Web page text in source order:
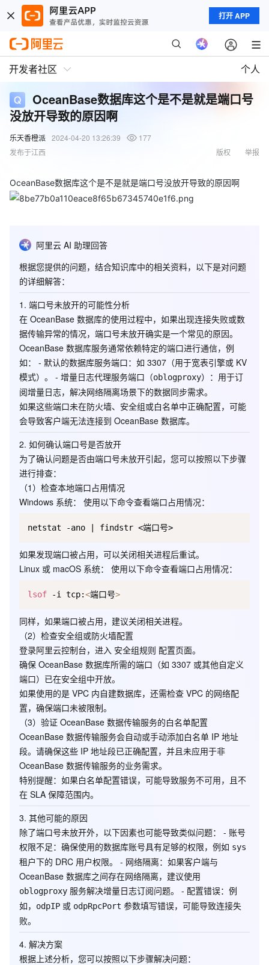
打开 APP
开发者社区 个人
OceanBase数据库这个是不是就是端口号
没放开导致的原因啊
乐天香橙派 2024-04-20 13:26:39
177
发布于江西
举报
版权
OceanBase数据库这个是不是就是端口号没放开导致的原因啊
阿里云 AI 助理回答
根据您提供的问题，结合知识库中的相关资料，以下是对问题
的详细解答：
1. 端口号未放开的可能性分析
在 OceanBase 数据库的使用过程中，如果出现连接失败或数
据传输异常的情况， 端口号未放开确实是一个常见的原因。
OceanBase 数据库服务通常依赖特定的端口进行通信，例
如： - 默认的数据库服务端口：如 3307（用于宽表引擎或 KV
模式）。 - 增量日志代理服务端口 （oblogproxy）：用于订
阅增量日志，解决网络隔离场景下的数据同步需求。
如果这些端口未在防火墙、安全组或白名单中正确配置，可能
会导致客户端无法连接到 OceanBase 数据库。
2. 如何确认端口号是否放开
为了确认问题是否由端口号未放开引起，您可以按照以下步骤
进行排查：
（1）检查本地端口占用情况
Windows 系统： 使用以下命令查看端口占用情况：
如果发现端口被占用，可以关闭相关进程后重试。
Linux 或 macOS 系统： 使用以下命令查看端口占用情况：
lsof -i tcp:<端口号>
同样，如果端口被占用，建议关闭相关进程。
（2）检查安全组或防火墙配置
登录阿里云控制台，进入 安全组规则 配置页面。
确保 OceanBase 数据库所需的端口（如 3307 或其他自定义
端口）已在安全组中开放。
如果使用的是 VPC 内自建数据库，还需检查 VPC 的网络配
置，确保端口未被限制。
（3）验证 OceanBase 数据传输服务的白名单配置
OceanBase 数据传输服务会自动或手动添加白名单 IP 地址
段。请确保这些 IP 地址段已正确配置，并且未应用于非
OceanBase 数据传输服务的业务需求。
特别提醒：如果白名单配置错误，可能导致服务不可用，且不
在 SLA 保障范围内。
3. 其他可能的原因
除了端口号未放开外，以下因素也可能导致类似问题： - 账号
权限不足：确保使用的数据库账号具有足够的权限，例如 sys
租户下的 DRC 用户权限。 - 网络隔离：如果客户端与
OceanBase 数据库之间存在网络隔离，建议使用
oblogproxy 服务解决增量日志订阅问题。 - 配置错误：例
如，
odpIP 或 odpRpcPort 参数填写错误，可能导致连接失
败。
4. 解决方案
根据上述分析，您可以按照以下步骤解决问题：